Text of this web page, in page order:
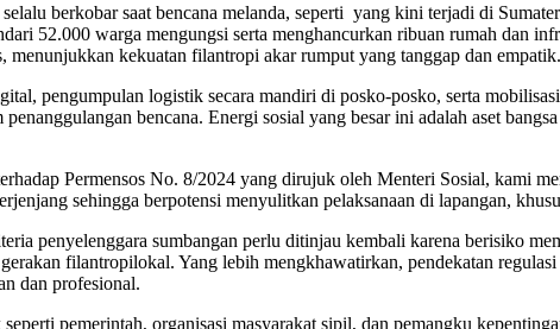
berkobar saat bencana melanda, seperti yang kini terjadi di
52.000 warga mengungsi serta menghancurkan ribuan rumah dan
menunjukkan kekuatan filantropi akar rumput yang tanggap dan empatik.
pengumpulan logistik secara mandiri di posko-posko, serta
bencana. Energi sosial yang besar ini adalah aset
Permensos No. 8/2024 yang dirujuk oleh Menteri Sosial, kami
sehingga berpotensi menyulitkan pelaksanaan di lapangan,
penyelenggara sumbangan perlu ditinjau kembali karena berisiko
filantropilokal. Yang lebih mengkhawatirkan, pendekatan
dan profesional.
pemerintah, organisasi masyarakat sipil, dan pemangku